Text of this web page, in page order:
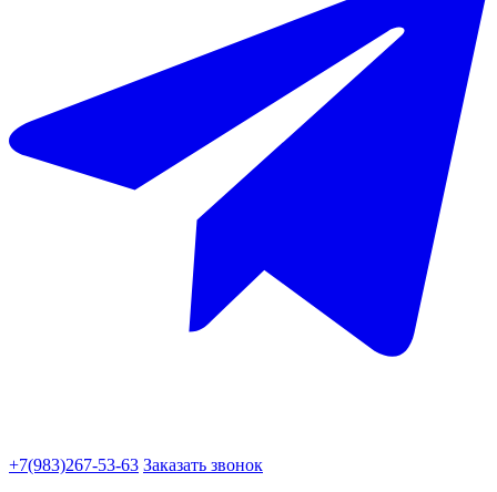
+7(983)267-53-63 Заказать звонок